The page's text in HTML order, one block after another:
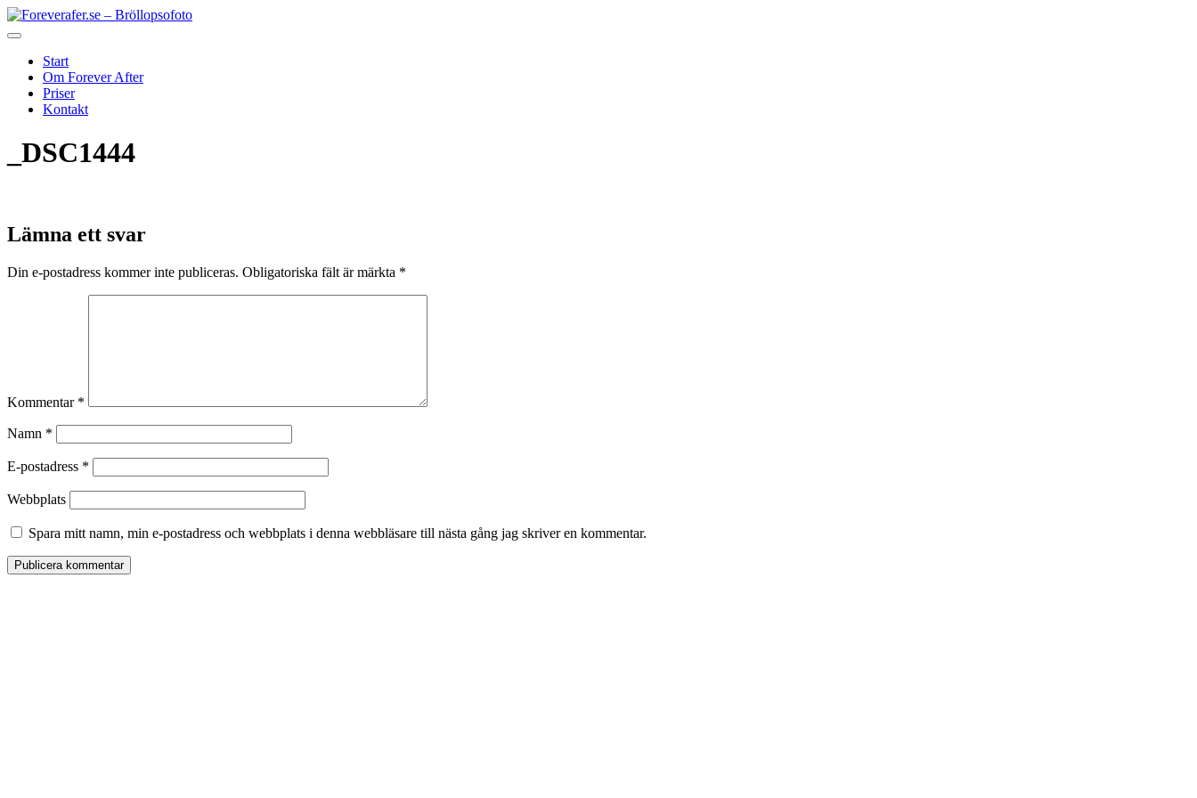
Start
Om Forever After
Priser
Kontakt
_DSC1444
Lämna ett svar
Din e-postadress kommer inte publiceras. Obligatoriska fält är märkta *
Kommentar *
Namn *
E-postadress *
Webbplats
Spara mitt namn, min e-postadress och webbplats i denna webbläsare till nästa gång jag skriver en kommentar.